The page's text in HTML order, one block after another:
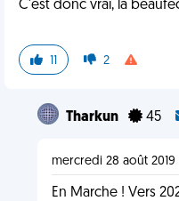
C'est donc vrai, la
11 2
Tharkun 45
mercredi 28 août 2019
En Marche ! Vers